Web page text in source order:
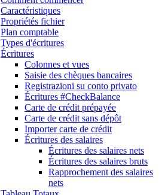
Caractéristiques
Propriétés fichier
Plan comptable
Types d'écritures
Écritures
Colonnes et vues
Saisie des chèques bancaires
Registrazioni su conto privato
Écritures #CheckBalance
Carte de crédit prépayée
Carte de crédit sans dépôt
Importer carte de crédit
Écritures des salaires
Écritures des salaires nets
Écritures des salaires bruts
Rapprochement des salaires
nets